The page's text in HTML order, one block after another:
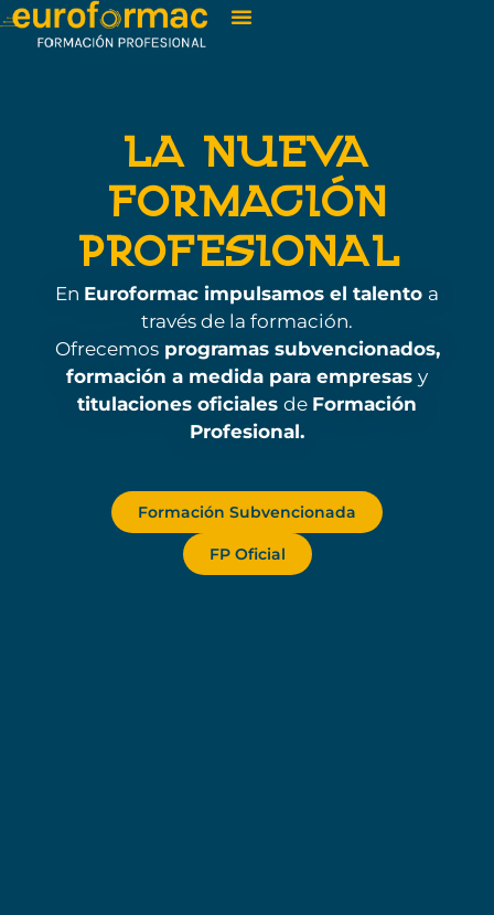
LA NUEVA
FORMACIÓN
PROFESIONAL
En Euroformac impulsamos el talento a
través de la formación.
Ofrecemosprogramas subvencionados,
formación a medida para empresas y
titulaciones oficiales de Formación
Profesional.
Formación Subvencionada
FP Oficial